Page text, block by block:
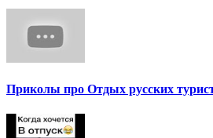
Приколы про Отдых русских